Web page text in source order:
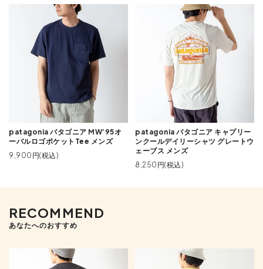
patagonia パタゴニア MW’95オ
ーバルロゴポケットTee メンズ
9,900円(税込)
patagonia パタゴニア キャプリー
ンクールデイリーシャツ グレートウ
ェーブス メンズ
8,250円(税込)
RECOMMEND
あなたへのおすすめ